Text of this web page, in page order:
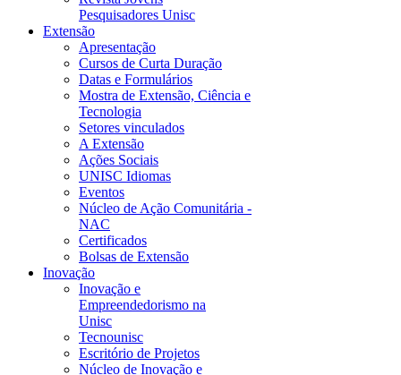
Pesquisadores Unisc
Extensão
Apresentação
Cursos de Curta Duração
Datas e Formulários
Mostra de Extensão, Ciência e
Tecnologia
Setores vinculados
A Extensão
Ações Sociais
UNISC Idiomas
Eventos
Núcleo de Ação Comunitária -
NAC
Certificados
Bolsas de Extensão
Inovação
Inovação e
Empreendedorismo na
Unisc
Tecnounisc
Escritório de Projetos
Núcleo de Inovação e